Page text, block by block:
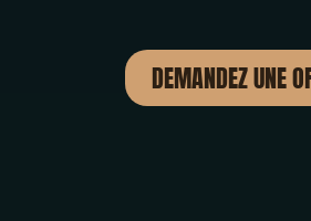
DEMANDEZ UNE